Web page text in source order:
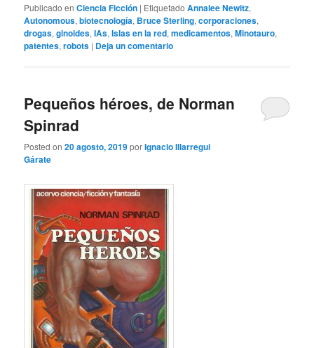
Publicado en Ciencia Ficción | Etiquetado Annalee Newitz,
Autonomous,biotecnología, Bruce Sterling,corporaciones,
drogas,ginoides,IAs,Islas en la red,medicamentos,Minotauro,
patentes,robots | Deja un comentario
Pequeños héroes, de Norman
Spinrad
Posted on20 agosto, 2019porIgnacio Illarregui
Gárate